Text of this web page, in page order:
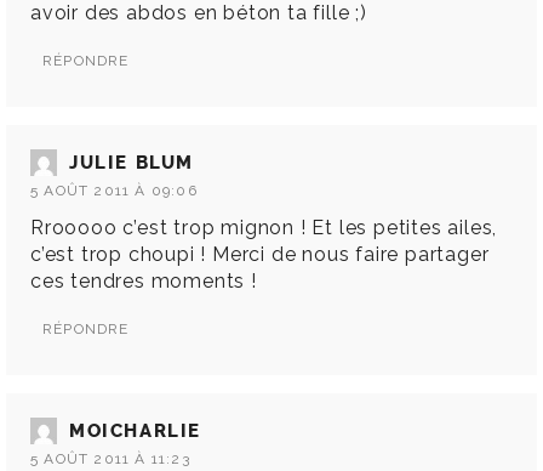
avoir des abdos en béton ta fille ;)
RÉPONDRE
JULIE BLUM
5 AOÛT 2011 À 09:06
Rrooooo c’est trop mignon ! Et les petites ailes,
c’est trop choupi ! Merci de nous faire partager
ces tendres moments !
RÉPONDRE
MOICHARLIE
5 AOÛT 2011 À 11:23